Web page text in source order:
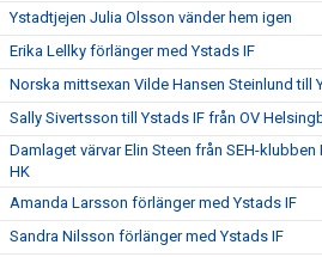
Ystadtjejen Julia Olsson vänder hem igen
Erika Lellky förlänger med Ystads IF
Norska mittsexan Vilde Hansen Steinlund till
Sally Sivertsson till Ystads IF från OV
Damlaget värvar Elin Steen från SEH-klubben
HK
Amanda Larsson förlänger med Ystads IF
Sandra Nilsson förlänger med Ystads IF